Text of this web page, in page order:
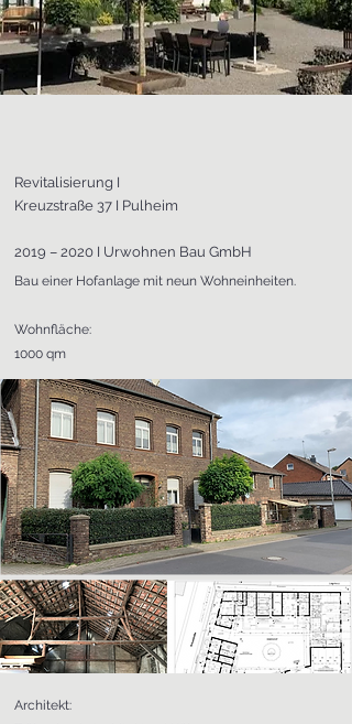
Revitalisierung I
Kreuzstraße 37 I Pulheim
2019 – 2020 I Urwohnen Bau GmbH
Bau einer Hofanlage mit neun Wohneinheiten.
Wohnfläche:
1000 qm
Architekt: